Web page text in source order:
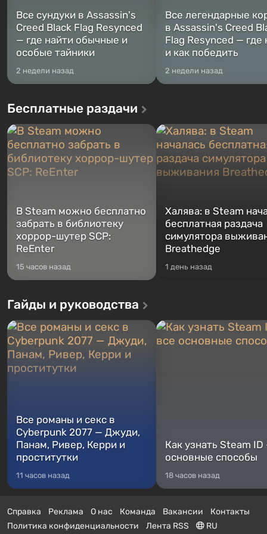
Все сундуки в Assassin's
Creed Black Flag Resynced
— где найти обычные и
особые тайники
2 недели назад
Все легендарные
в Assassin's Creed
Flag Resynced — где
и как победить
2 недели назад
Бесплатные раздачи
В Steam можно бесплатно
забрать в библиотеку
хоррор-шутер SCP:
ReEnter
15 часов назад
Халява: в Steam
бесплатная раздача
симулятора
Breathedge
1 день назад
Гайды и руководства
Все романы и секс в
Cyberpunk 2077 — Джуди,
Панам, Ривер, Керри и
проститутки
11 часов назад
Как узнать Steam
основные способы
18 часов назад
Справка Реклама О нас Команда Вакансии
Контакты
Политика конфиденциальности
Лента RSS RU